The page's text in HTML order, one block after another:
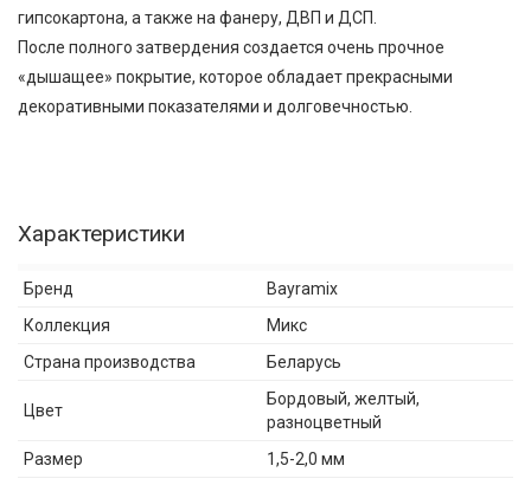
гипсокартона, а также на фанеру, ДВП и ДСП.
После полного затвердения создается очень прочное
«дышащее» покрытие, которое обладает прекрасными
декоративными показателями и долговечностью.
Характеристики
Бренд
Bayramix
Коллекция
Микс
Страна производства
Беларусь
Цвет
Бордовый, желтый,
разноцветный
Размер
1,5-2,0 мм